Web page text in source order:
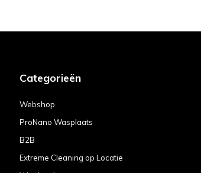
Categorieën
Webshop
ProNano Wasplaats
B2B
Extreme Cleaning op Locatie